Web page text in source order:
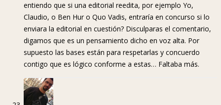
entiendo que si una editorial reedita, por ejemplo Yo,
Claudio, o Ben Hur o Quo Vadis, entraría en concurso si lo
enviara la editorial en cuestión? Disculparas el comentario,
digamos que es un pensamiento dicho en voz alta. Por
supuesto las bases están para respetarlas y concuerdo
contigo que es lógico conforme a estas… Faltaba más.